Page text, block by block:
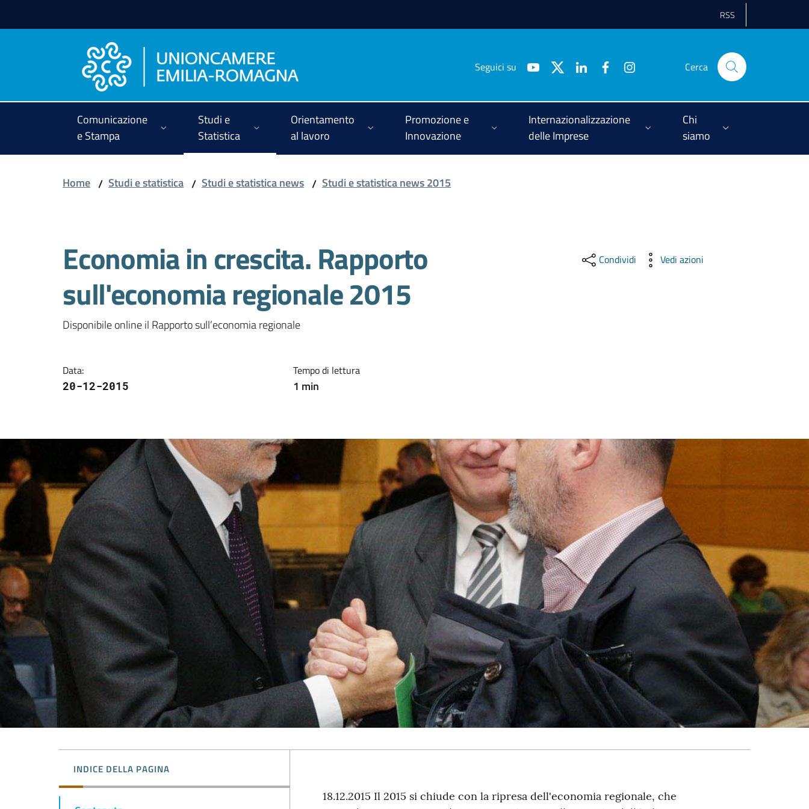
RSS
Seguici su Cerca
Comunicazione
e Stampa
Studi e
Statistica
Orientamento
al lavoro
Promozione e
Innovazione
Internazionalizzazione
delle Imprese
Chi
siamo
Home / Studi e statistica / Studi e statistica news / Studi e statistica news 2015
Economia in crescita. Rapporto
sull'economia regionale 2015
Disponibile online il Rapporto sull’economia regionale
Data:
20-12-2015
Tempo di lettura
1 min
Condividi Vedi azioni
INDICE DELLA PAGINA
18.12.2015 Il 2015 si chiude con la ripresa dell'economia regionale, che